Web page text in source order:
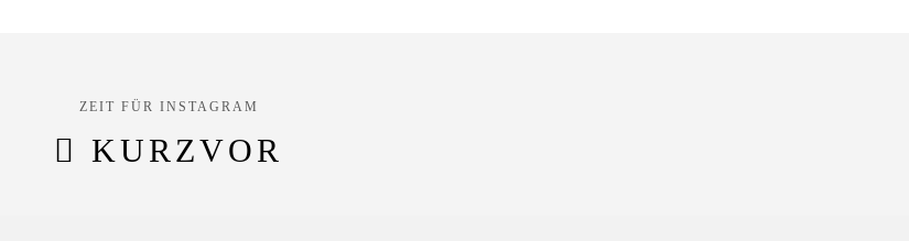
ZEIT FÜR INSTAGRAM
KURZVOR